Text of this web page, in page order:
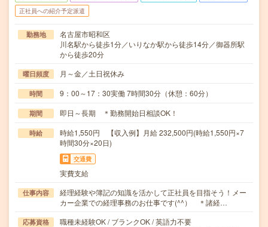
正社員への紹介予定派遣
勤務地
名古屋市昭和区
川名駅から徒歩1分／いりなか駅から徒歩14分／御器所駅
から徒歩20分
曜日頻度 月～金／土日祝休み
時間 9：00～17：30実働 7時間30分（休憩：60分）
期間 即日～長期 ＊勤務開始日相談OK！
時給
時給1,550円 【収入例】月給 232,500円(時給1,550円×7
時間30分×20日)
交通費
実費支給
仕事内容
経理経験や簿記の知識を活かして正社員を目指そう！メー
カー企業での経理事務のお仕事です(^^） ＊諸経…
応募資格
職種未経験OK / ブランクOK / 英語力不要